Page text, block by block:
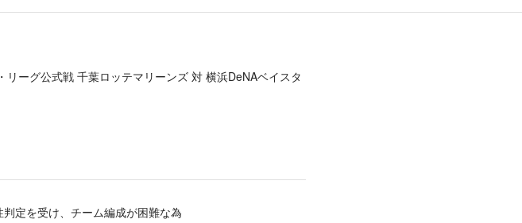
ーグ公式戦 千葉ロッテマリーンズ 対 横浜DeNAベイスタ
定を受け、チーム編成が困難な為